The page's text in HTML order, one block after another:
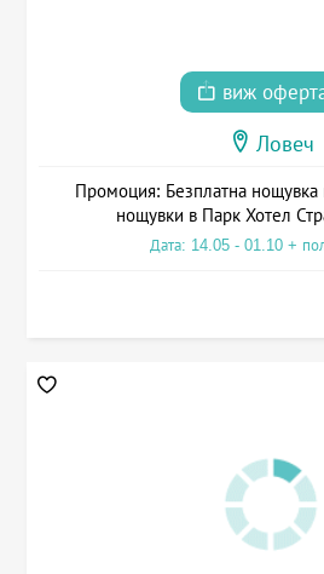
виж
Ловеч
Промоция: Безплатна нощувка
нощувки в Парк Хотел
Дата: 14.05 - 01.10 +